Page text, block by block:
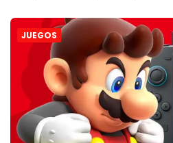
JUEGOS